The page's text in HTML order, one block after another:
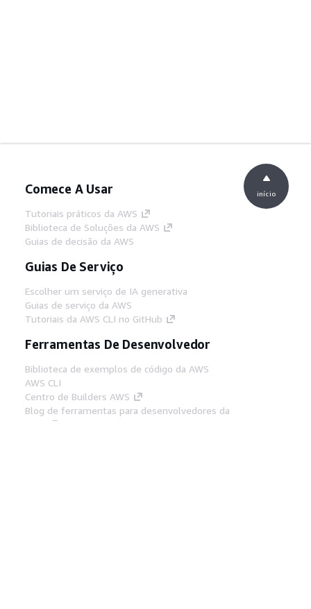
Comece A Usar
Tutoriais práticos da AWS
Biblioteca de Soluções da AWS
Guias de decisão da AWS
Guias De Serviço
Escolher um serviço de IA generativa
Guias de serviço da AWS
Tutoriais da AWS CLI no GitHub
Ferramentas De Desenvolvedor
Biblioteca de exemplos de código da AWS
AWS CLI
Centro de Builders AWS
Blog de ferramentas para desenvolvedores da
início